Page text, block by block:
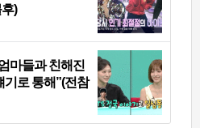
)
마들과 친해진
기로 통해”(전참